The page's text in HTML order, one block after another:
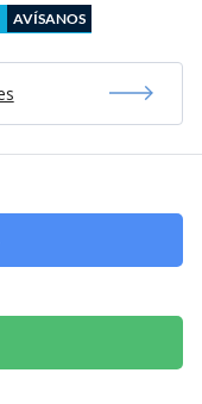
AVÍSANOS